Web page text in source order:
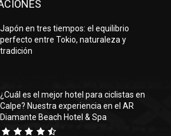
Japón en tres tiempos: el equilibrio
perfecto entre Tokio, naturaleza y
tradición
¿Cuál es el mejor hotel para ciclistas en
Calpe? Nuestra experiencia en el AR
Diamante Beach Hotel & Spa